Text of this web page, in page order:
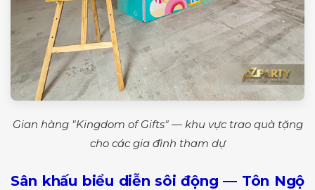
Gian hàng "Kingdom of Gifts" — khu vực trao quà tặng
cho các gia đình tham dự
Sân khấu biểu diễn sôi động — Tôn Ngộ